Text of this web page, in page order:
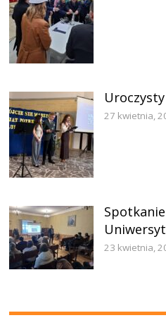
27 kwietnia,
23 kwietnia,